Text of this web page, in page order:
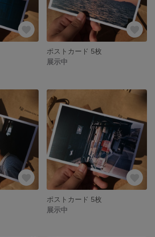
ポストカード 5枚
展示中
ポストカード 5枚
展示中